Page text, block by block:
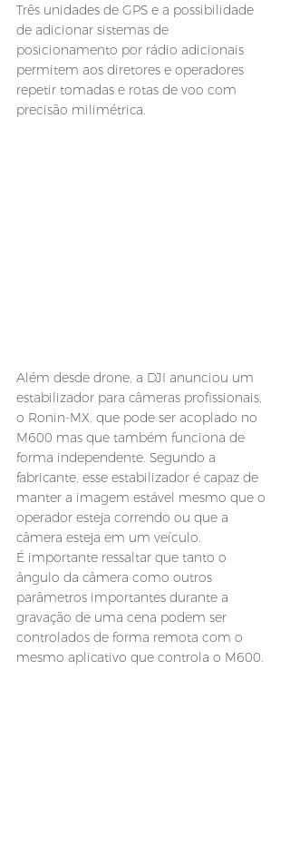
Três unidades de GPS e a possibilidade
de adicionar sistemas de
posicionamento por rádio adicionais
permitem aos diretores e operadores
repetir tomadas e rotas de voo com
precisão milimétrica.
Além desde drone, a DJI anunciou um
estabilizador para câmeras profissionais,
o Ronin-MX, que pode ser acoplado no
M600 mas que também funciona de
forma independente. Segundo a
fabricante, esse estabilizador é capaz de
manter a imagem estável mesmo que o
operador esteja correndo ou que a
câmera esteja em um veículo.
É importante ressaltar que tanto o
ângulo da câmera como outros
parâmetros importantes durante a
gravação de uma cena podem ser
controlados de forma remota com o
mesmo aplicativo que controla o M600.